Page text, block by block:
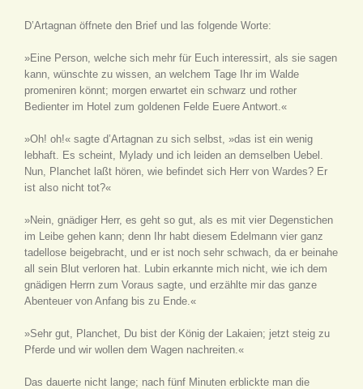
D’Artagnan öffnete den Brief und las folgende Worte:
»Eine Person, welche sich mehr für Euch interessirt, als sie sagen
kann, wünschte zu wissen, an welchem Tage Ihr im Walde
promeniren könnt; morgen erwartet ein schwarz und rother
Bedienter im Hotel zum goldenen Felde Euere Antwort.«
»Oh! oh!« sagte d’Artagnan zu sich selbst, »das ist ein wenig
lebhaft. Es scheint, Mylady und ich leiden an demselben Uebel.
Nun, Planchet laßt hören, wie befindet sich Herr von Wardes? Er
ist also nicht tot?«
»Nein, gnädiger Herr, es geht so gut, als es mit vier Degenstichen
im Leibe gehen kann; denn Ihr habt diesem Edelmann vier ganz
tadellose beigebracht, und er ist noch sehr schwach, da er beinahe
all sein Blut verloren hat. Lubin erkannte mich nicht, wie ich dem
gnädigen Herrn zum Voraus sagte, und erzählte mir das ganze
Abenteuer von Anfang bis zu Ende.«
»Sehr gut, Planchet, Du bist der König der Lakaien; jetzt steig zu
Pferde und wir wollen dem Wagen nachreiten.«
Das dauerte nicht lange; nach fünf Minuten erblickte man die